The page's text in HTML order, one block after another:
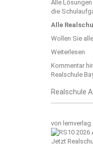
Alle
die
Alle
Wollen Sie
Weiterlesen
Kommentar
Realschule
Realschule
von lernverlag
Jetzt